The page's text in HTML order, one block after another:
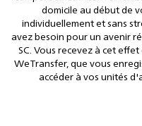
domicile au début de
individuellement et sans
avez besoin pour un avenir
SC. Vous recevez à cet
WeTransfer, que vous
accéder à vos unités